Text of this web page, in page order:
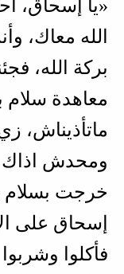
«يا إسحاق،
الله معاك،
بركة الله،
معاهدة سلام
ماتأذيناش،
ومحدش اذاك
خرجت بسلام
إسحاق على
فأكلوا